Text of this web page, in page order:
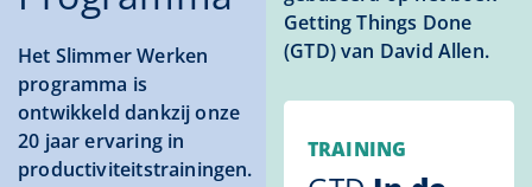
Het Slimmer Werken
programma is
ontwikkeld dankzij onze
20 jaar ervaring in
productiviteitstrainingen.
Getting Things Done
(GTD) van David Allen.
TRAINING